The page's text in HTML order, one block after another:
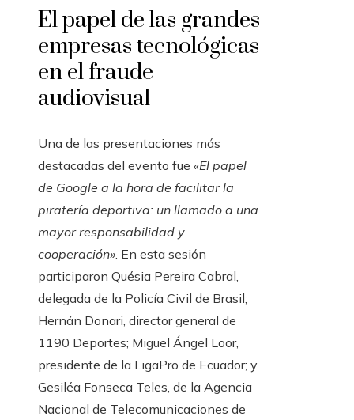
El papel de las grandes
empresas tecnológicas
en el fraude
audiovisual
Una de las presentaciones más
destacadas del evento fue «El papel
de Google a la hora de facilitar la
piratería deportiva: un llamado a una
mayor responsabilidad y
cooperación». En esta sesión
participaron Quésia Pereira Cabral,
delegada de la Policía Civil de Brasil;
Hernán Donari, director general de
1190 Deportes; Miguel Ángel Loor,
presidente de la LigaPro de Ecuador; y
Gesiléa Fonseca Teles, de la Agencia
Nacional de Telecomunicaciones de